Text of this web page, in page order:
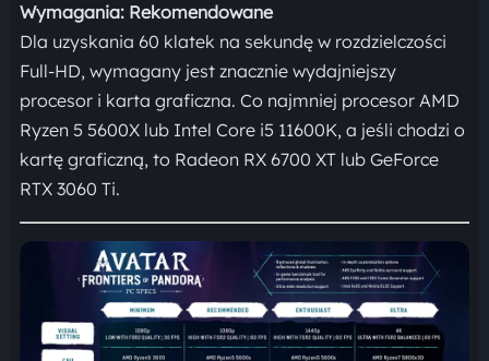
Wymagania: Rekomendowane
Dla uzyskania 60 klatek na sekundę w rozdzielczości
Full-HD, wymagany jest znacznie wydajniejszy
procesor i karta graficzna. Co najmniej procesor AMD
Ryzen 5 5600X lub Intel Core i5 11600K, a jeśli chodzi o
kartę graficzną, to Radeon RX 6700 XT lub GeForce
RTX 3060 Ti.